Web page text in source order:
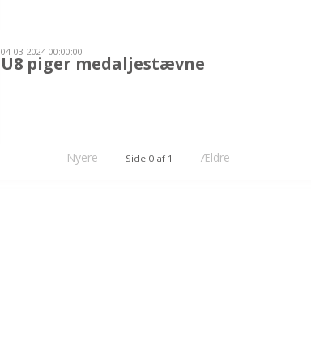
04-03-2024 00:00:00
U8 piger medaljestævne
Nyere Side 0 af 1 Ældre